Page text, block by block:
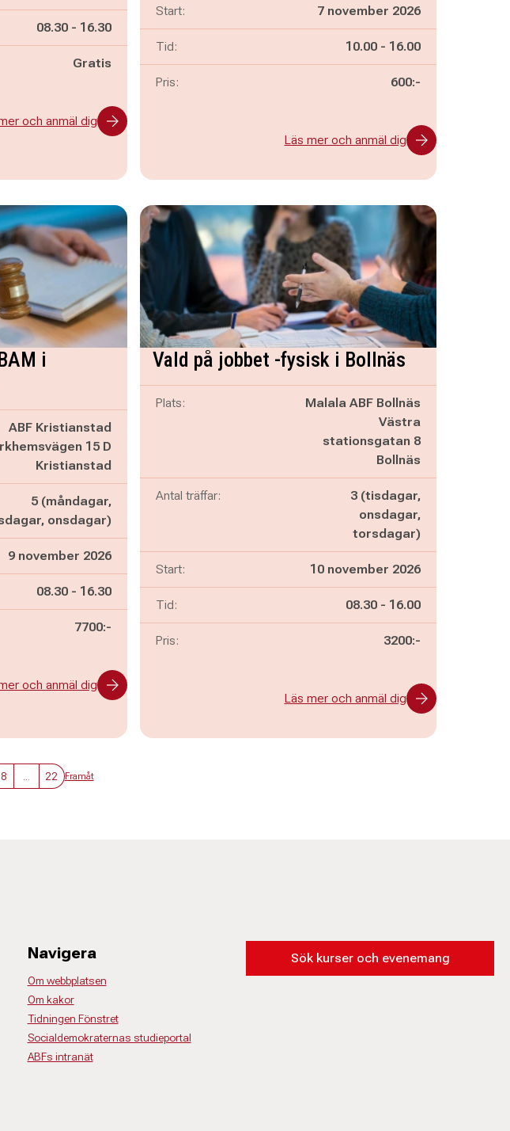
Pågår mellan
08.30 - och
16.30
Gratis
och anmäl dig
Start: 7 november 2026
Tid: Pågår mellan
10.00 - och
16.00
Pris: 600:-
Läs mer och anmäl dig
i
ABF Kristianstad
15 D
Kristianstad
5 (måndagar,
onsdagar)
9 november 2026
Pågår mellan
08.30 - och
16.30
7700:-
och anmäl dig
Vald på jobbet -fysisk i Bollnäs
Plats:
Malala ABF Bollnäs
Västra
stationsgatan 8
Bollnäs
Antal träffar:
3 (tisdagar,
onsdagar,
torsdagar)
Start: 10 november 2026
Tid: Pågår mellan
08.30 - och
16.00
Pris: 3200:-
Läs mer och anmäl dig
22 Framåt
Navigera
Om webbplatsen
Om kakor
Tidningen Fönstret
Socialdemokraternas studieportal
ABFs intranät
Sök kurser och evenemang